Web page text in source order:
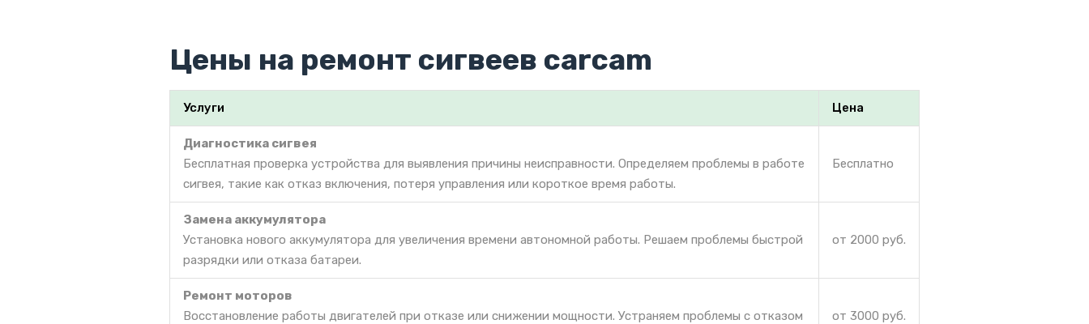
Цены на ремонт сигвеев carcam
Услуги Цена
Диагностика сигвея
Бесплатная проверка устройства для выявления причины неисправности. Определяем проблемы в работе
сигвея, такие как отказ включения, потеря управления или короткое время работы.
Бесплатно
Замена аккумулятора
Установка нового аккумулятора для увеличения времени автономной работы. Решаем проблемы быстрой
разрядки или отказа батареи.
от 2000 руб.
Ремонт моторов
Восстановление работы двигателей при отказе или снижении мощности. Устраняем проблемы с отказом
от 3000 руб.